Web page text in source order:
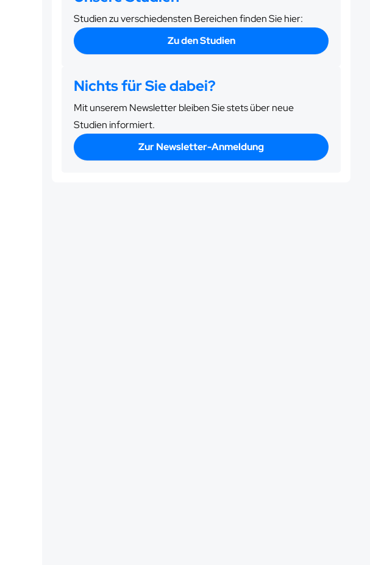
Studien zu verschiedensten Bereichen finden Sie hier:
Zu den Studien
Nichts für Sie dabei?
Mit unserem Newsletter bleiben Sie stets über neue
Studien informiert.
Zur Newsletter-Anmeldung